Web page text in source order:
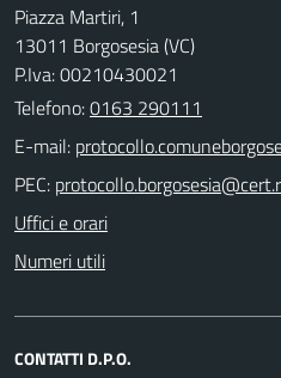
Piazza Martiri, 1
13011 Borgosesia (VC)
P.Iva: 00210430021
Telefono:0163 290111
E-mail:
PEC:
Uffici e orari
Numeri utili
CONTATTI D.P.O.